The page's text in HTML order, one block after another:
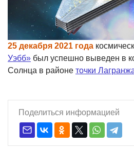
25 декабря 2021 года
Уэбб» был успешно выведен в
Солнца в районе точки
Поделиться информацией